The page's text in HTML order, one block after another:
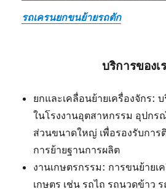
รถเครนยกขนย้ายรถตัก
บริการของเ
ยกและเคลื่อนย้ายเครื่องจักร:
ในโรงงานอุตสาหกรรม อุปก
ส่วนขนาดใหญ่ เพื่อรองรับการ
การย้ายฐานการผลิต
งานเกษตรกรรม: การขนย้ายเ
เกษตร เช่น รถไถ รถนวดข้าว